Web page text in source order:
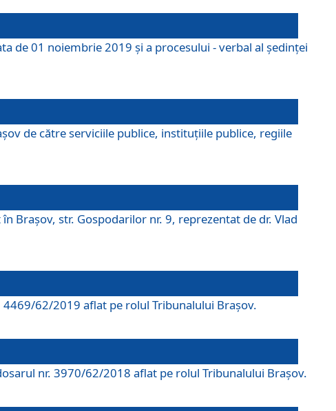
de 01 noiembrie 2019 și a procesului - verbal al ședinței
de către serviciile publice, instituțiile publice, regiile
Braşov, str. Gospodarilor nr. 9, reprezentat de dr. Vlad
62/2019 aflat pe rolul Tribunalului Braşov.
nr. 3970/62/2018 aflat pe rolul Tribunalului Braşov.